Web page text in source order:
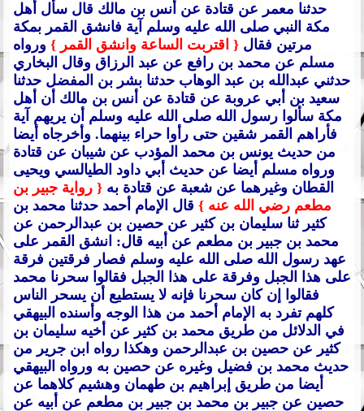
حدثنا معمر عن قتادة عن أنس بن مالك قال سأل أهل
مكة النبي صلى الله عليه وسلم آية فانشق القمر بمكة
مرتين فقال { اقتربت الساعة وانشق القمر } ورواه
مسلم عن محمد بن رافع عن عبد الرزاق وقال البخاري
حدثني عبدالله بن عبد الوهاب حدثنا بشر بن المفضل حدثنا
سعيد بن أبي عروبة عن قتادة عن أنس بن مالك أن أهل
مكة سألوا رسول الله صلى الله عليه وسلم أن يريهم آية
فأراهم القمر شقين حتى رأوا حراء بينهما. وأخرجاه أيضا
من حديث يونس بن محمد المؤدب عن شيبان عن قتادة
ورواه مسلم أيضا عن حديث أبي داود الطيالسي ويحيى
القطان وغيرهما عن شعبة عن قتادة به { رواية جبير بن
مطعم رضي الله عنه } قال الإمام أحمد حدثنا محمد بن
كثير ثنا سليمان بن كثير عن حصين بن عبدالرحمن عن
محمد بن جبير بن مطعم عن أبيه قال: انشق القمر على
عهد رسول الله صلى الله عليه وسلم فصار فرقتين فرقة
على هذا الجبل وفرقة على هذا الجبل فقالوا سحرنا محمد
فقالوا إن كان سحرنا فإنه لا يستطيع أن يسحر الناس
كلهم تفرد به الإمام أحمد من هذا الوجه وأسنده البيهقي
في الدلائل من طريق محمد بن كثير عن أخيه سليمان بن
كثير عن حصين بن عبدالرحمن وهكذا رواه ابن جرير من
حديث محمد بن فضيل وغيره عن حصين به ورواه البيهقي
أيضا من طريق إبراهيم بن طهمان وهشيم كلاهما عن
حصين عن جبير بن محمد بن جبير بن مطعم عن أبيه عن